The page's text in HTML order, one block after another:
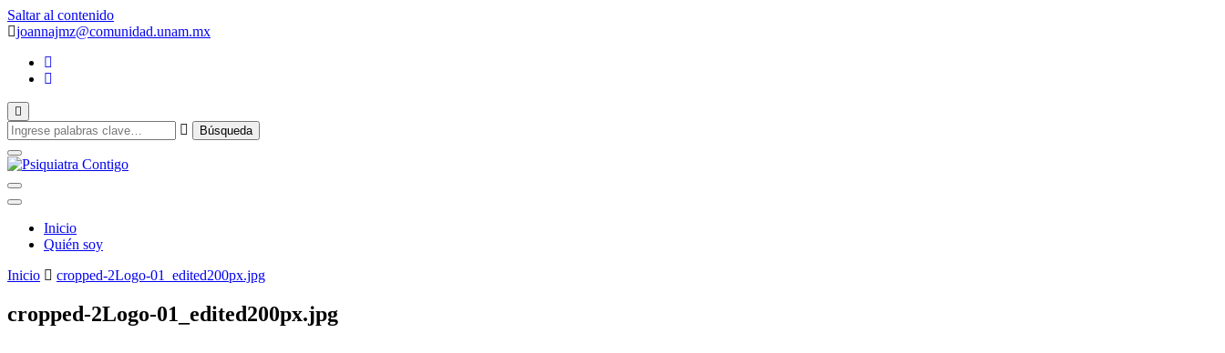
Saltar al contenido
joannajmz@comunidad.unam.mx
Psiquiatra Contigo
Inicio
Quién soy
Inicio
cropped-2Logo-01_edited200px.jpg
cropped-2Logo-01_edited200px.jpg